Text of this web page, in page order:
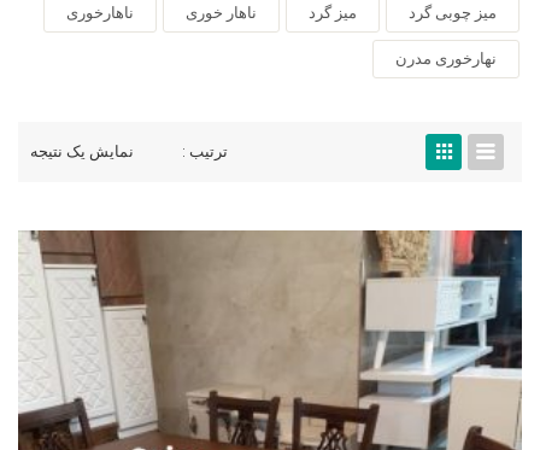
میز چوبی گرد میز گرد ناهار خوری ناهارخوری
نهارخوری مدرن
نمایش یک نتیجه ترتیب :